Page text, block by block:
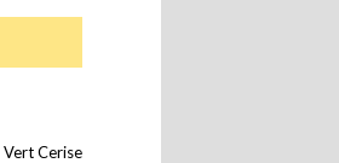
Vert Cerise